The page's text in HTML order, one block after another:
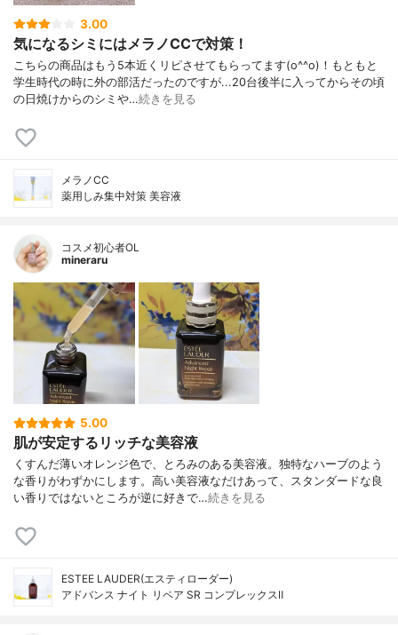
3.00
気になるシミにはメラノCCで対策！
こちらの商品はもう5本近くリピさせてもらってます(o^^o)！もともと
学生時代の時に外の部活だったのですが...20台後半に入ってからその頃
の日焼けからのシミや…続きを見る
メラノCC
薬用しみ集中対策 美容液
コスメ初心者OL
mineraru
5.00
肌が安定するリッチな美容液
くすんだ薄いオレンジ色で、とろみのある美容液。独特なハーブのよう
な香りがわずかにします。高い美容液なだけあって、スタンダードな良
い香りではないところが逆に好きで…続きを見る
ESTEE LAUDER(エスティローダー)
アドバンス ナイト リペア SR コンプレックスⅡ